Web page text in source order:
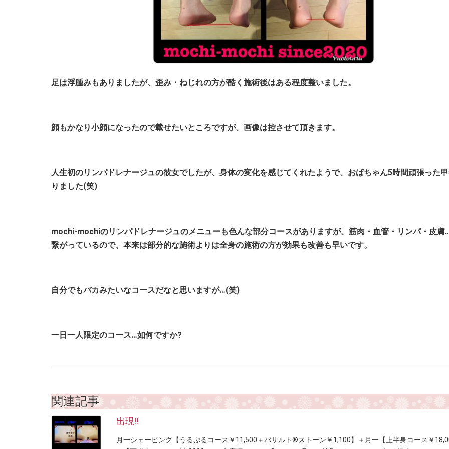
足は浮腫みもありましたが、歪み・ねじれの方が酷く施術後はある程度整いました。
顔もかなり小顔になったので載せたいところですが、画像は控させて頂きます。
人生初のリンパドレナージュの彼女でしたが、身体の変化を感じてくれたようで、 おばちゃん5時間頑張った
りました(笑)
mochi-mochiのリンパドレナージュのメニューも色んな部分コースがありますが、筋肉・血管・リンパ・皮膚
繋がっているので、本来は部分的な施術よりは全身の施術の方が効果も改善も早いです。
自分でもバカみたいなコースだなと思いますが…(笑)
一日一人限定のコース…如何ですか?
関連記事
出現!!
月一シェービング【うるぷるコース￥11,500＋バザルト®ストーン￥1,100】＋月一【上半身コース￥